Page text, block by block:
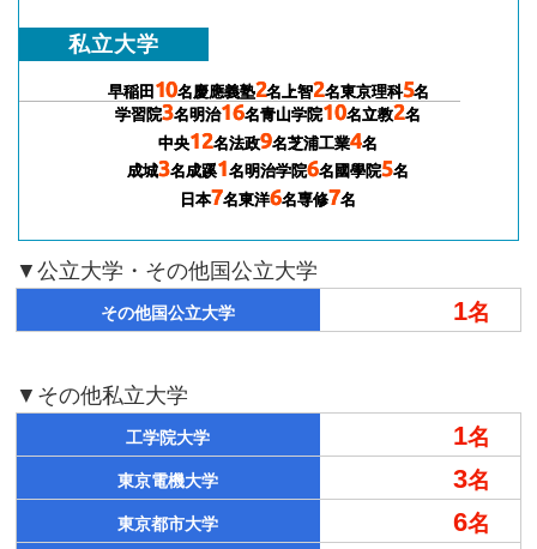
私立大学
早稲田 10名慶應義塾2名上智2名東京理科5名
学習院3名明治16名青山学院10名立教2名
中央12名法政9名芝浦工業4名
成城3名成蹊1名明治学院6名 國學院5名
日本7名東洋6名専修7名
▼公立大学・その他国公立大学
その他国公立大学 1名
▼その他私立大学
工学院大学 1名
東京電機大学 3名
東京都市大学 6名